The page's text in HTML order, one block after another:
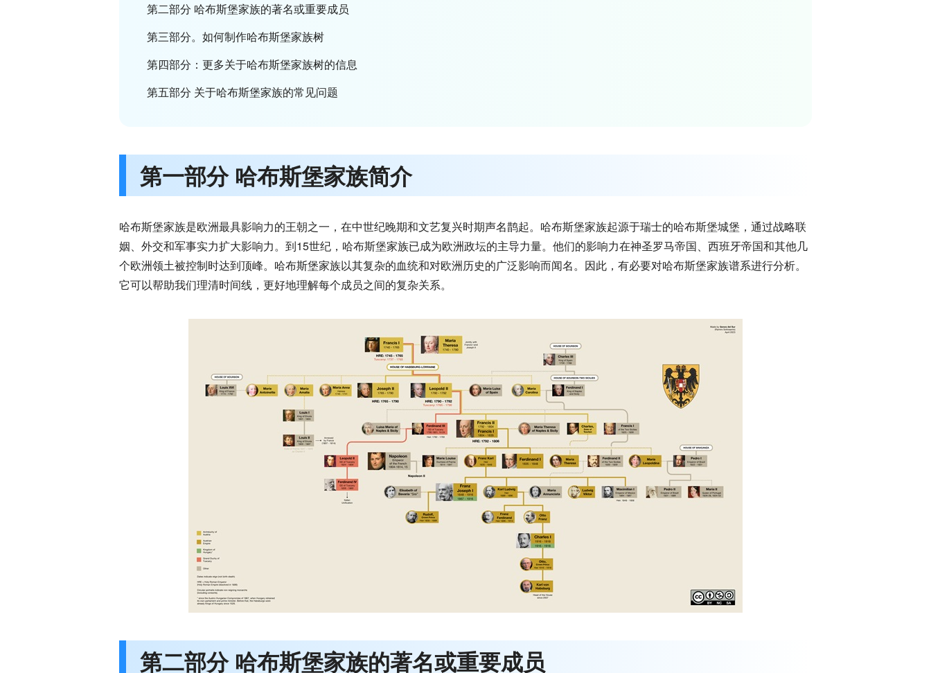
第二部分 哈布斯堡家族的著名或重要成员
第三部分。如何制作哈布斯堡家族树
第四部分：更多关于哈布斯堡家族树的信息
第五部分 关于哈布斯堡家族的常见问题
第一部分 哈布斯堡家族简介
哈布斯堡家族是欧洲最具影响力的王朝之一，在中世纪晚期和文艺复兴时期声名鹊起。哈布斯堡家族起源于瑞士的哈布斯堡城堡，通过战略联
姻、外交和军事实力扩大影响力。到15世纪，哈布斯堡家族已成为欧洲政坛的主导力量。他们的影响力在神圣罗马帝国、西班牙帝国和其他几
个欧洲领土被控制时达到顶峰。哈布斯堡家族以其复杂的血统和对欧洲历史的广泛影响而闻名。因此，有必要对哈布斯堡家族谱系进行分析。
它可以帮助我们理清时间线，更好地理解每个成员之间的复杂关系。
第二部分 哈布斯堡家族的著名或重要成员